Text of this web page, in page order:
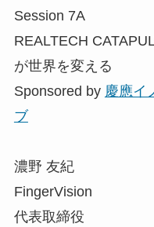
Session 7A
REALTECH
が世界を変える
Sponsored by 慶應イ
ブ
濃野 友紀
FingerVision
代表取締役